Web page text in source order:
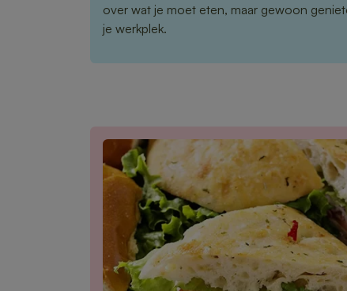
over wat je moet eten, maar gewoon
je werkplek.